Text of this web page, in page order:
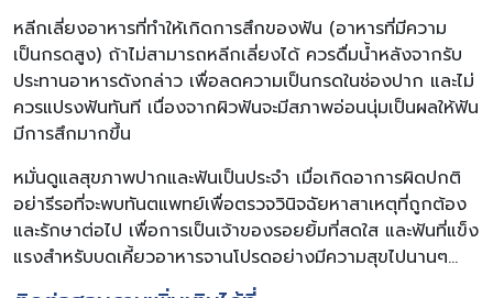
หลีกเลี่ยงอาหารที่ทำให้เกิดการสึกของฟัน (อาหารที่มีความ
เป็นกรดสูง) ถ้าไม่สามารถหลีกเลี่ยงได้ ควรดื่มน้ำหลังจากรับ
ประทานอาหารดังกล่าว เพื่อลดความเป็นกรดในช่องปาก และไม่
ควรแปรงฟันทันที เนื่องจากผิวฟันจะมีสภาพอ่อนนุ่มเป็นผลให้ฟัน
มีการสึกมากขึ้น
หมั่นดูแลสุขภาพปากและฟันเป็นประจำ เมื่อเกิดอาการผิดปกติ
อย่ารีรอที่จะพบทันตแพทย์เพื่อตรวจวินิจฉัยหาสาเหตุที่ถูกต้อง
และรักษาต่อไป เพื่อการเป็นเจ้าของรอยยิ้มที่สดใส และฟันที่แข็ง
แรงสำหรับบดเคี้ยวอาหารจานโปรดอย่างมีความสุขไปนานๆ…